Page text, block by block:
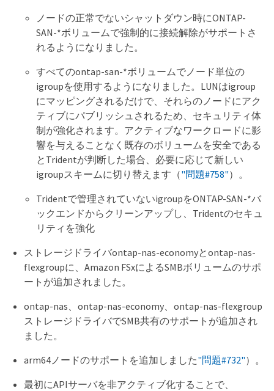
ノードの正常でないシャットダウン時にONTAP-
SAN-*ボリュームで強制的に接続解除がサポートさ
れるようになりました。
すべてのontap-san-*ボリュームでノード単位の
igroupを使用するようになりました。LUNはigroup
にマッピングされるだけで、それらのノードにアク
ティブにパブリッシュされるため、セキュリティ体
制が強化されます。アクティブなワークロードに影
響を与えることなく既存のボリュームを安全である
とTridentが判断した場合、必要に応じて新しい
igroupスキームに切り替えます（"問題#758"）。
Tridentで管理されていないigroupをONTAP-SAN-*バ
ックエンドからクリーンアップし、Tridentのセキュ
リティを強化
ストレージドライバontap-nas-economyとontap-nas-
flexgroupに、Amazon FSxによるSMBボリュームのサポ
ートが追加されました。
ontap-nas、ontap-nas-economy、ontap-nas-flexgroup
ストレージドライバでSMB共有のサポートが追加され
ました。
arm64ノードのサポートを追加しました"問題#732"）。
最初にAPIサーバを非アクティブ化することで、